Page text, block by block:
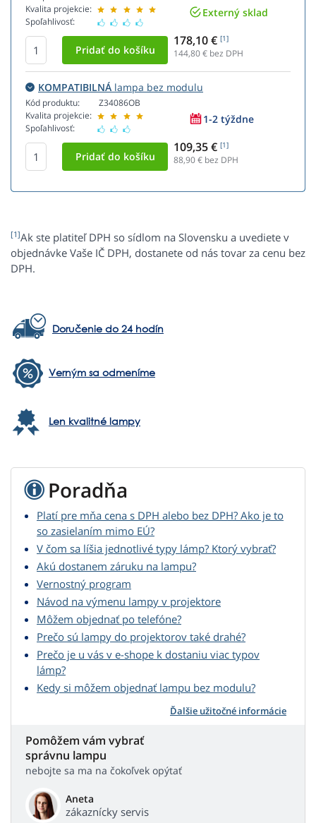
Kvalita projekcie:
Spoľahlivosť:
Externý sklad
178,10 € [1]
144,80€ bez DPH
KOMPATIBILNÁ lampa bez modulu
Kód produktu:
Kvalita projekcie:
Spoľahlivosť:
Z34086OB
1-2 týždne
109,35 € [1]
88,90€ bez DPH
[1]Ak ste platiteľ DPH so sídlom na Slovensku a uvediete v
objednávke Vaše IČ DPH, dostanete od nás tovar za cenu bez
DPH.
Doručenie do 24 hodín
Verným sa odmeníme
Len kvalitné lampy
Poradňa
Platí pre mňa cena s DPH alebo bez DPH? Ako je to
so zasielaním mimo EÚ?
V čom sa líšia jednotlivé typy lámp? Ktorý vybrať?
Akú dostanem záruku na lampu?
Vernostný program
Návod na výmenu lampy v projektore
Môžem objednať po telefóne?
Prečo sú lampy do projektorov také drahé?
Prečo je u vás v e-shope k dostaniu viac typov
lámp?
Kedy si môžem objednať lampu bez modulu?
Ďalšie užitočné informácie
Pomôžem vám vybrať
správnu lampu
nebojte sa ma na čokoľvek opýtať
Aneta
zákaznícky servis